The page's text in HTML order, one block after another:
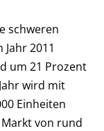
schweren
2011
um 21 Prozent
wird mit
Einheiten
von rund